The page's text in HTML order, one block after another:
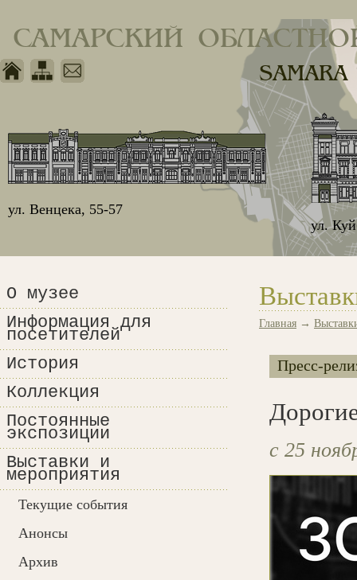
САМАРСКИЙ
ул.
ул. Венцека, 55-57
О музее
Информация для
посетителей
История
Коллекция
Постоянные
экспозиции
Выставки и
мероприятия
Текущие события
Анонсы
Архив
Главная →
Пресс-
с 25